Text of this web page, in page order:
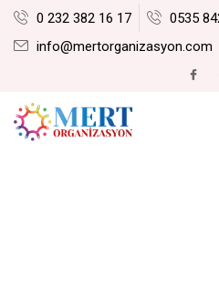
0 232 382 16 17
0535
info@mertorganizasyon.com